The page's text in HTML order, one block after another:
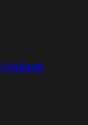
Holland